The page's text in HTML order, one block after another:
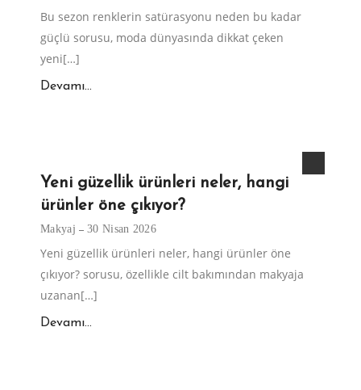
Bu sezon renklerin satürasyonu neden bu kadar
güçlü sorusu, moda dünyasında dikkat çeken
yeni[…]
Devamı...
Yeni güzellik ürünleri neler, hangi
ürünler öne çıkıyor?
Makyaj 30 Nisan 2026
Yeni güzellik ürünleri neler, hangi ürünler öne
çıkıyor? sorusu, özellikle cilt bakımından makyaja
uzanan[…]
Devamı...